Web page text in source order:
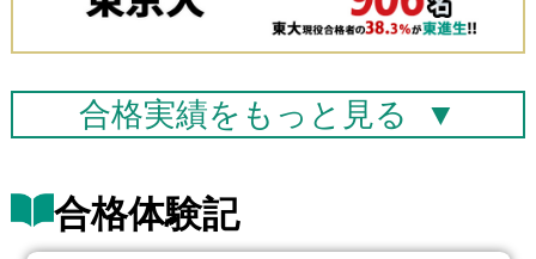
合格実績を もっと見る ▼
合格体験記